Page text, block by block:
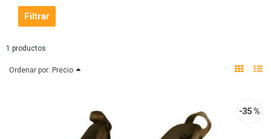
1 productos
Ordenar por: Precio
-35 %